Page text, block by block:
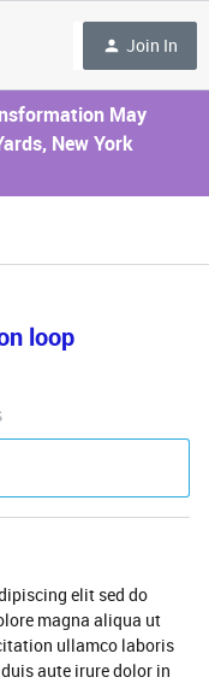
Join In
May
New York
loop
elit sed do
magna aliqua ut
ullamco laboris
aute irure dolor in